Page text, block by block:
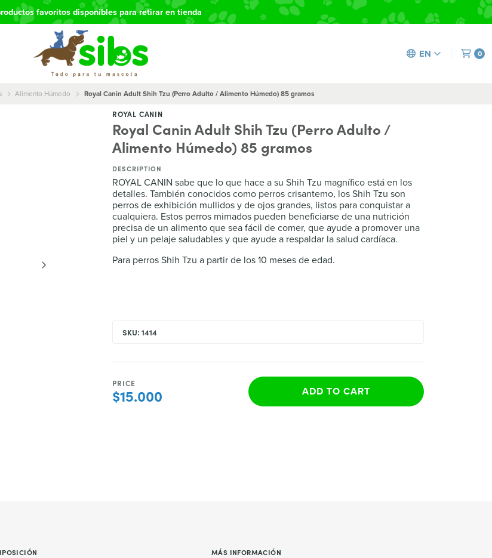
EN 0
favoritos disponibles para retirar en tienda
Alimento Húmedo Royal Canin Adult Shih Tzu (Perro Adulto / Alimento Húmedo) 85 gramos
ROYAL CANIN
Royal Canin Adult Shih Tzu (Perro Adulto /
Alimento Húmedo) 85 gramos
DESCRIPTION
ROYAL CANIN sabe que lo que hace a su Shih Tzu magnífico está en los
detalles. También conocidos como perros crisantemo, los Shih Tzu son
perros de exhibición mullidos y de ojos grandes, listos para conquistar a
cualquiera. Estos perros mimados pueden beneficiarse de una nutrición
precisa de un alimento que sea fácil de comer, que ayude a promover una
piel y un pelaje saludables y que ayude a respaldar la salud cardíaca.
Para perros Shih Tzu a partir de los 10 meses de edad.
SKU: 1414
PRICE
$15.000 ADD TO CART
MÁS INFORMACIÓN